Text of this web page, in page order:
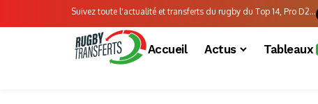
Suivez toute l'actualité et transferts du rugby du Top 14, Pro D2...
Accueil Actus Tableaux